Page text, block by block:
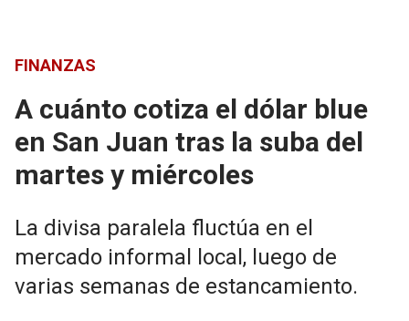
FINANZAS
A cuánto cotiza el dólar blue
en San Juan tras la suba del
martes y miércoles
La divisa paralela fluctúa en el
mercado informal local, luego de
varias semanas de estancamiento.